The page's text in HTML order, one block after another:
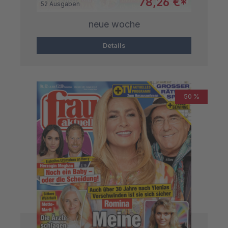
52 Ausgaben
neue woche
Details
50 %